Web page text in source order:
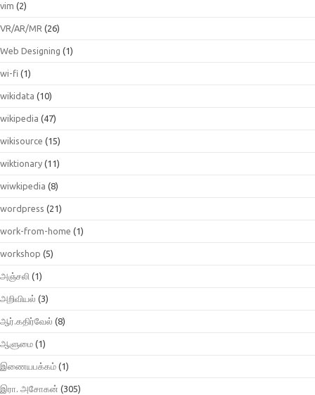
vim (2)
VR/AR/MR (26)
Web Designing (1)
wi-fi (1)
wikidata (10)
wikipedia (47)
wikisource (15)
wiktionary (11)
wiwkipedia (8)
wordpress (21)
work-from-home (1)
workshop (5)
அஞ்சலி (1)
அறிவியல் (3)
ஆர்.கதிர்வேல் (8)
ஆளுமை (1)
இணையபக்கம் (1)
இரா. அசோகன் (305)